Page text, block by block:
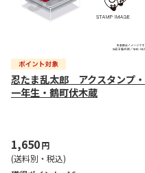
忍たま乱太郎 アクスタンプ・
一年生・鶴町伏木蔵
1,650円
(送料別・税込)